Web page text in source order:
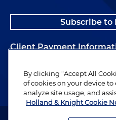
Subscribe to
Client Payment
Alumni
Attorney Advertising. Copyright ©
By clicking “Accept All
of cookies on your device
analyze site usage, and
Holland & Knight Cookie